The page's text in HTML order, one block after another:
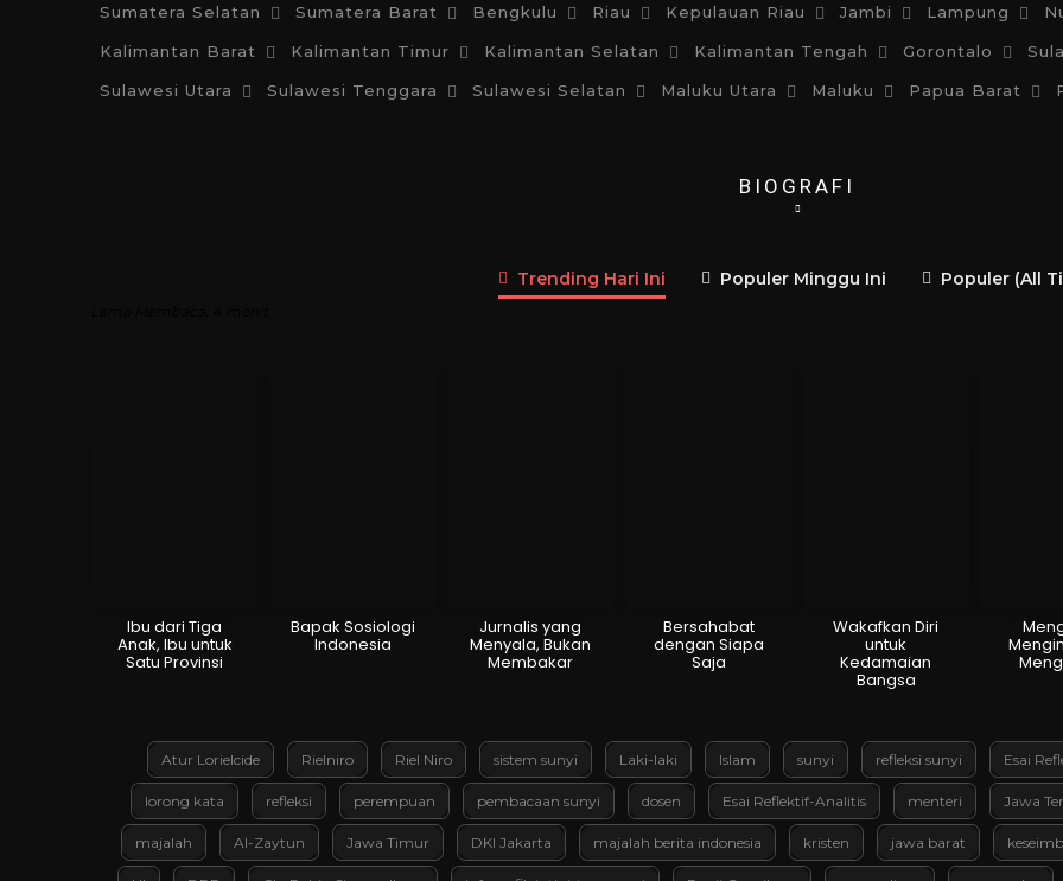
Sumatera Selatan Sumatera Barat Bengkulu Riau Kepulauan Riau Jambi Lampung
Kalimantan Barat Kalimantan Timur Kalimantan Selatan Kalimantan Tengah Gorontalo
Sulawesi Utara Sulawesi Tenggara Sulawesi Selatan Maluku Utara Maluku Papua Barat
BIOGRAFI
Trending Hari Ini Populer Minggu Ini Populer (All
Ibu dari Tiga
Anak, Ibu untuk
Satu Provinsi
Bapak Sosiologi
Indonesia
Jurnalis yang
Menyala, Bukan
Membakar
Bersahabat
dengan Siapa
Saja
Wakafkan Diri
untuk
Kedamaian
Bangsa
Atur Lorielcide Rielniro Riel Niro sistem sunyi Laki-laki Islam sunyi refleksi sunyi Esai
lorong kata refleksi perempuan pembacaan sunyi dosen Esai Reflektif-Analitis menteri Jawa
majalah Al-Zaytun Jawa Timur DKI Jakarta majalah berita indonesia kristen jawa barat